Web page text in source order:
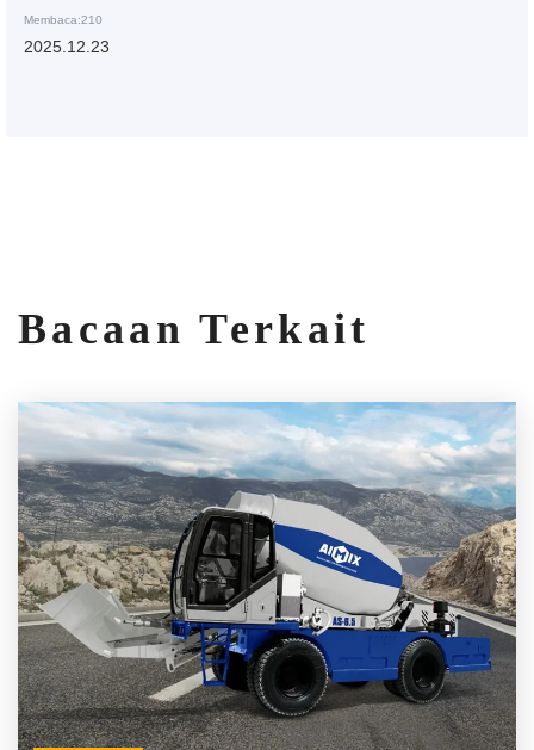
Membaca:210
2025.12.23
Bacaan Terkait